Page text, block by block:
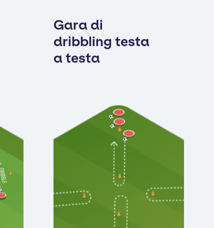
Gara di
dribbling testa
a testa